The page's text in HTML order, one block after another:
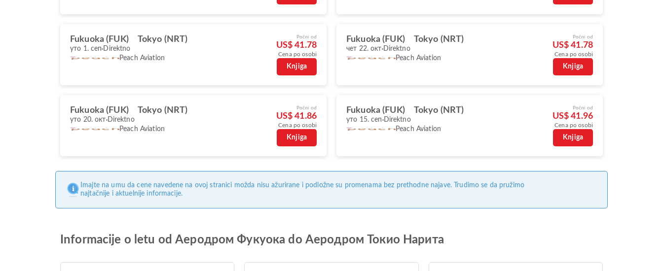
Fukuoka (FUK) Tokyo (NRT)
уто 1. сеп Direktno
Peach Aviation
Počni od
US$ 41.78
Cena po osobi
Knjiga
Fukuoka (FUK) Tokyo (NRT)
чет 22. окт Direktno
Peach Aviation
Počni od
US$ 41.78
Cena po osobi
Knjiga
Fukuoka (FUK) Tokyo (NRT)
уто 20. окт Direktno
Peach Aviation
Počni od
US$ 41.86
Cena po osobi
Knjiga
Fukuoka (FUK) Tokyo (NRT)
уто 15. сеп Direktno
Peach Aviation
Počni od
US$ 41.96
Cena po osobi
Knjiga
Imajte na umu da cene navedene na ovoj stranici možda nisu ažurirane i podložne su promenama bez prethodne najave. Trudimo se da pružimo
najtačnije i aktuelnije informacije.
Informacije o letu od Аеродром Фукуока do Аеродром Токио Нарита